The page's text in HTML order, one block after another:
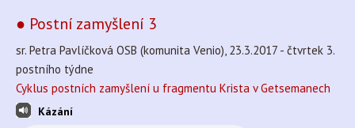
● Postní zamyšlení 3
sr. Petra Pavlíčková OSB (komunita Venio), 23.3.2017 - čtvrtek 3.
postního týdne
Cyklus postních zamyšlení u fragmentu Krista v Getsemanech
Kázání